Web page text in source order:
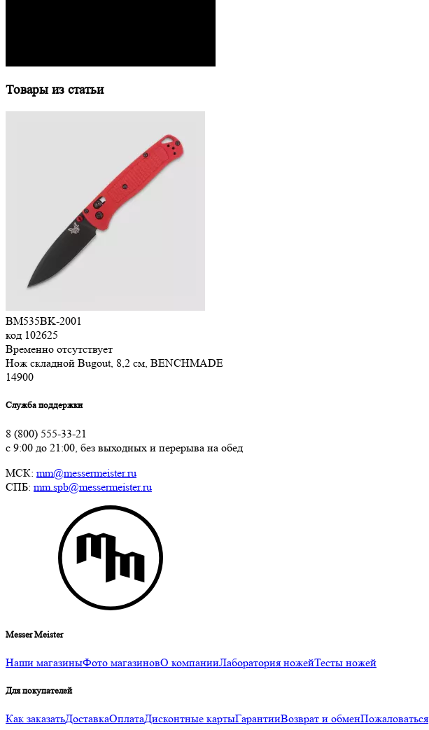
Товары из статьи
BM535BK-2001
код 102625
Временно отсутствует
Нож складной Bugout, 8,2 см, BENCHMADE
14900
Служба поддержки
8 (800) 555-33-21
с 9:00 до 21:00, без выходных и перерыва на обед
МСК: mm@messermeister.ru
СПБ: mm.spb@messermeister.ru
Messer Meister
Наши магазиныФото магазиновО компанииЛаборатория ножейТесты ножей
Для покупателей
Как заказатьДоставкаОплатаДисконтные картыГарантииВозврат и обменПожаловаться